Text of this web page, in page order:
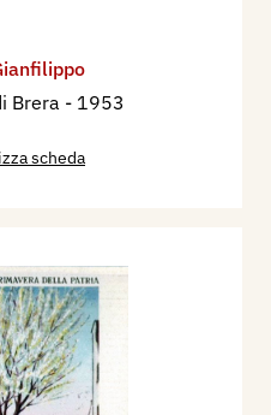
Brera - 1953
scheda